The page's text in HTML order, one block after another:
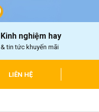
Kinh nghiệm hay
& tin tức khuyến mãi
LIÊN HỆ